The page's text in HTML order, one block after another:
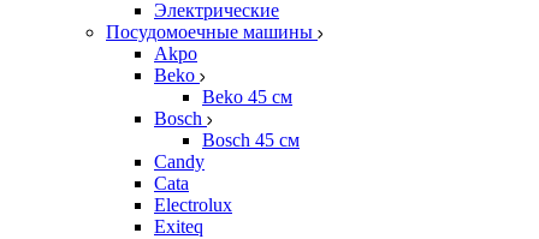
Электрические
Посудомоечные машины
Akpo
Beko
Beko 45 см
Bosch
Bosch 45 см
Candy
Cata
Electrolux
Exiteq